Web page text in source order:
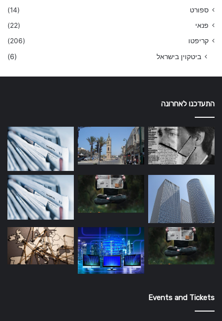
ספורט
(14)
פנאי
(22)
קריפטו
(206)
ביטקוין בישראל (6)
התעדכנו לאחרונה
Events and Tickets